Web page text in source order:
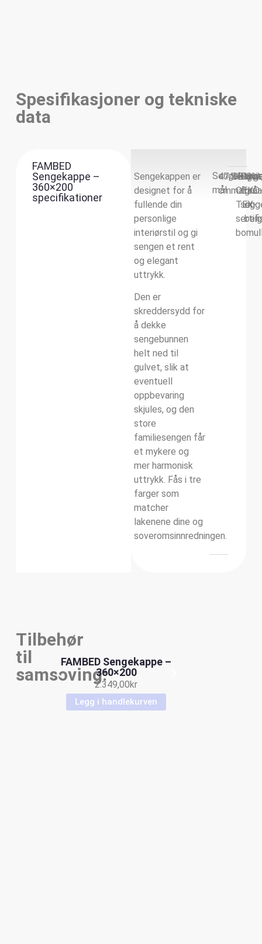
Spesifikasjoner og tekniske
data
FAMBED
Sengekappe –
360×200
specifikationer
Sengekappen er
designet for å
fullende din
personlige
interiørstil og gi
sengen et rent
og elegant
uttrykk.
Den er
skreddersydd for
å dekke
sengebunnen
helt ned til
gulvet, slik at
eventuell
oppbevaring
skjules, og den
store
familiesengen får
et mykere og
mer harmonisk
uttrykk. Fås i tre
farger som
matcher
lakenene dine og
soveromsinnredningen.
mål
47/60
cm
100%
TEX-
for
grå
og
Tilbehør
til
samsoving:
FAMBED Sengekappe –
360×200
2.349,00kr
Legg i handlekurven